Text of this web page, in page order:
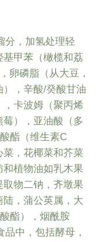
分，加氢处理轻
甲苯（橄榄和荔
卵磷脂（从大豆，
，辛酸/癸酸甘油
卡波姆（聚丙烯
），亚油酸（多
酯（维生素C
，花椰菜和芥菜
植物油如乳木果
物二钠，齐墩果
，蒲公英属，大
酯），烟酰胺
品中，包括酵母，